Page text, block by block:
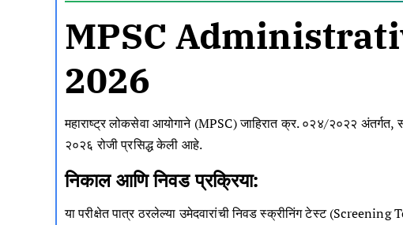
MPSC
2026
महाराष्ट्र लोकसेवा आयोगाने (MPSC) जाहिरात क्र. ०२४/२०२२ अंतर्गत,
२०२६ रोजी प्रसिद्ध केली आहे.
निकाल आणि निवड प्रक्रिया:
या परीक्षेत पात्र ठरलेल्या उमेदवारांची निवड स्क्रीनिंग टेस्ट